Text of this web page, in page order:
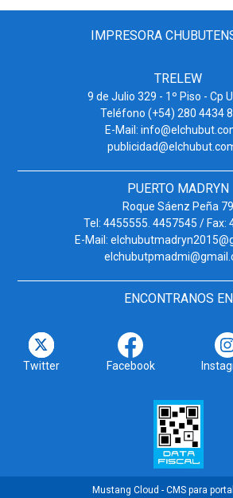
IMPRESORA
TRELEW
9 de Julio 329 - 1º Piso - Cp
Teléfono (+54) 280 4434
E-Mail:
PUERTO MADRYN
Roque Sáenz Peña 79
Tel: 4455555. 4457545 / Fax:
E-Mail:
ENCONTRANOS EN
Twitter Facebook
Mustang Cloud - CMS para